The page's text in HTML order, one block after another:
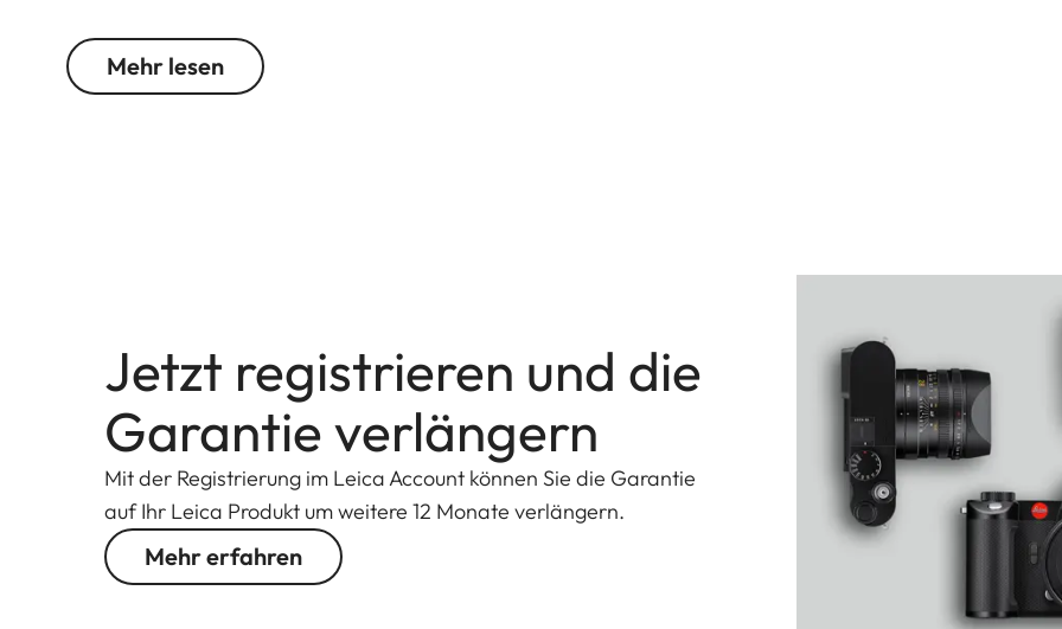
Mehr lesen
Jetzt registrieren und die
Garantie verlängern
Mit der Registrierung im Leica Account können Sie die Garantie
auf Ihr Leica Produkt um weitere 12 Monate verlängern.
Mehr erfahren